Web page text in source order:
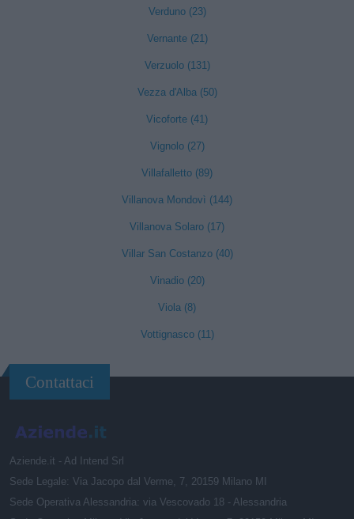
Verduno (23)
Vernante (21)
Verzuolo (131)
Vezza d'Alba (50)
Vicoforte (41)
Vignolo (27)
Villafalletto (89)
Villanova Mondovì (144)
Villanova Solaro (17)
Villar San Costanzo (40)
Vinadio (20)
Viola (8)
Vottignasco (11)
Contattaci
Aziende.it - Ad Intend Srl
Sede Legale: Via Jacopo dal Verme, 7, 20159 Milano MI
Sede Operativa Alessandria: via Vescovado 18 - Alessandria